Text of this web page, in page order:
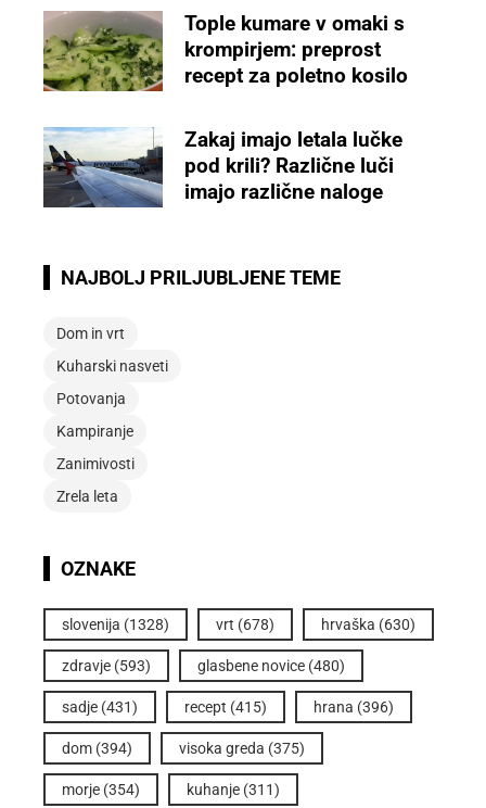
Tople kumare v omaki s
krompirjem: preprost
recept za poletno kosilo
Zakaj imajo letala lučke
pod krili? Različne luči
imajo različne naloge
NAJBOLJ PRILJUBLJENE TEME
Dom in vrt
Kuharski nasveti
Potovanja
Kampiranje
Zanimivosti
Zrela leta
OZNAKE
slovenija (1328) vrt (678) hrvaška (630)
zdravje (593) glasbene novice (480)
sadje (431) recept (415) hrana (396)
dom (394) visoka greda (375)
morje (354) kuhanje (311)